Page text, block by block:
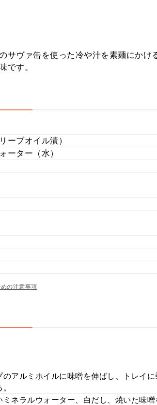
サヴァ缶を使った冷や汁を素麺にかけ
です。
ブオイル漬）
ーター（水）
の注意事項
のアルミホイルに味噌を伸ばし、トレイ
ネラルウォーター、白だし、焼いた味噌